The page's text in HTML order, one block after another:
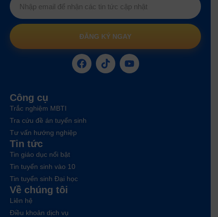
ĐĂNG KÝ NGAY
Công cụ
Trắc nghiệm MBTI
Tra cứu đề án tuyển sinh
Tư vấn hướng nghiệp
Tin tức
Tin giáo dục nổi bật
Tin tuyển sinh vào 10
Tin tuyển sinh Đại học
Về chúng tôi
Liên hệ
Điều khoản dịch vụ